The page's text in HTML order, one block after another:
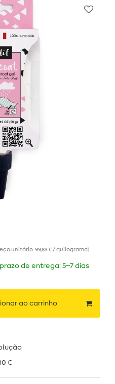
unitário 99,83 € / quilograma)
de entrega: 5–7 dias
ao carrinho
€